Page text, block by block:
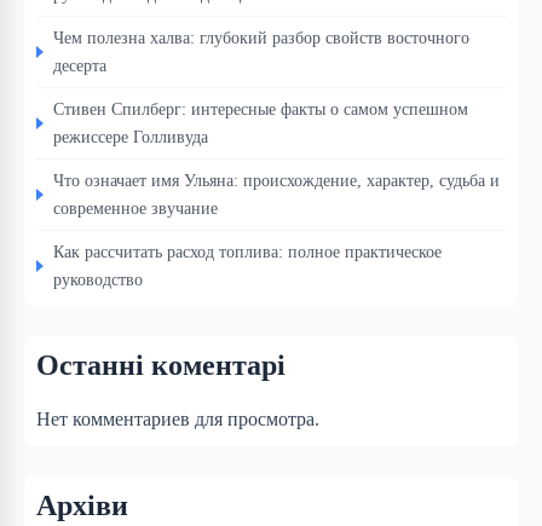
Чем полезна халва: глубокий разбор свойств восточного
десерта
Стивен Спилберг: интересные факты о самом успешном
режиссере Голливуда
Что означает имя Ульяна: происхождение, характер, судьба и
современное звучание
Как рассчитать расход топлива: полное практическое
руководство
Останні коментарі
Нет комментариев для просмотра.
Архіви